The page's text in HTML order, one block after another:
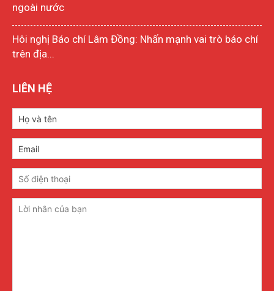
ngoài nước
Hôi nghị Báo chí Lâm Đồng: Nhấn mạnh vai trò báo chí
trên địa...
LIÊN HỆ